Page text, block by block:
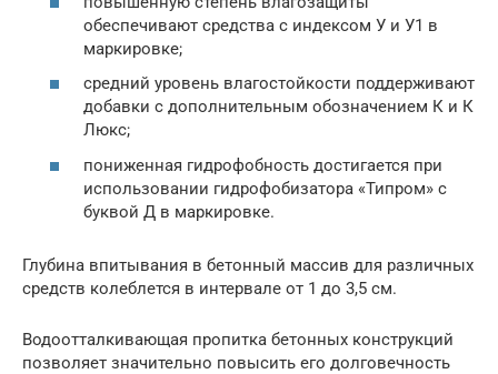
обеспечивают средства с индексом У и У1 в
маркировке;
средний уровень влагостойкости поддерживают
добавки с дополнительным обозначением К и К
Люкс;
пониженная гидрофобность достигается при
использовании гидрофобизатора «Типром» с
буквой Д в маркировке.
Глубина впитывания в бетонный массив для различных
средств колеблется в интервале от 1 до 3,5 см.
Водоотталкивающая пропитка бетонных конструкций
позволяет значительно повысить его долговечность